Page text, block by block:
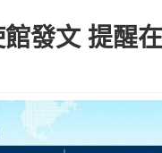
發文 提醒